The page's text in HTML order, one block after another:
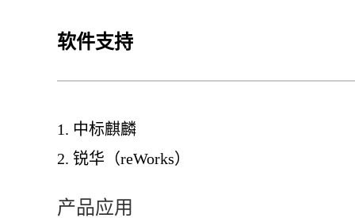
软件支持
1. 中标麒麟
2. 锐华（reWorks）
产品应用